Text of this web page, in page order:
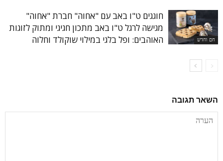
חם וחדש
חוגגים ט"ו באב עם "אחוה" חברת "אחוה"
מגישה לרגל ט"ו באב מתכון חגיגי ומתוק לזוגות
האוהבים: ופל בלגי במילוי שוקולד וחלוה
השאר תגובה